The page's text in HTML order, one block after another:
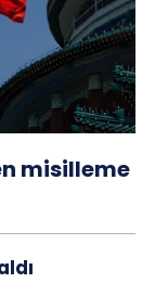
misilleme